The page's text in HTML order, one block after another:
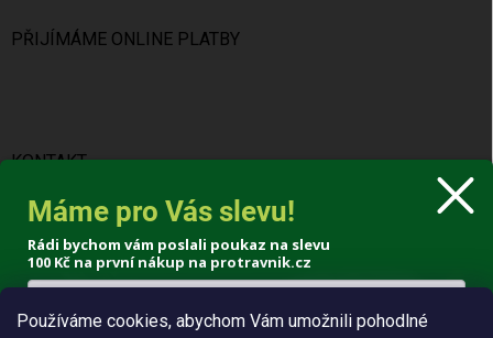
Používáme cookies, abychom Vám umožnili pohodlné
PŘIJÍMÁME ONLINE PLATBY
KONTAKT
info@protravnik.cz
+420 724 308 341
Máme pro Vás slevu!
Rádi bychom vám poslali poukaz na slevu
100 Kč na první nákup na protravnik.cz